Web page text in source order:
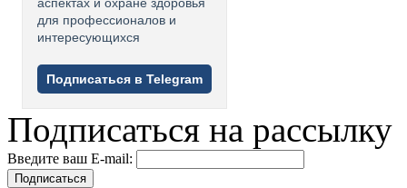
аспектах и охране здоровья
для профессионалов и
интересующихся
Подписаться в Telegram
Подписаться на рассылку
Введите ваш E-mail:
Подписаться